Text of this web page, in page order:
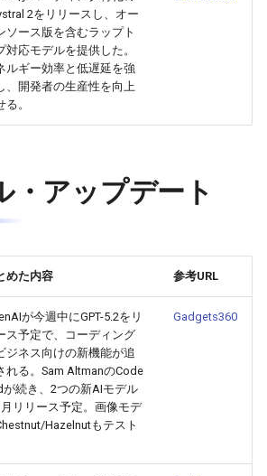
2026-06-18
2026-06-17
2026-06-16
2026-06-14
2026-06-11
2026-06-10
2026-06-09
2025-12-03
2025-12-02
2025-12-01
2025-11-29
2025-11-26
2025-11-25
2025-11-24
2026-06-16
2026-06-14
2026-06-13
2026-06-11
2026-06-08
2026-06-07
2026-06-06
2025-12-03
2025-12-02
2025-12-01
2025-11-29
2025-11-26
2025-11-25
2025-11-24
2026-06-16
2026-06-15
2026-06-14
2026-06-12
2026-06-09
2026-06-07
2026-06-06
2025-12-03
2025-12-02
2025-12-01
2025-11-29
2025-11-26
2025-11-25
2025-11-24
2026-06-18
2026-06-17
2026-06-16
2026-06-14
2026-06-11
2026-06-10
2026-06-09
2026-06-13
2026-06-11
2026-06-10
2026-06-08
2026-06-05
2026-06-04
2026-06-03
2をリリースし、オー
ソース版を含むラップト
対応モデルを提供した。
ルギー効率と低遅延を強
、開発者の生産性を向上
る。
・アップデート
めた内容 参考URL
が今週中にGPT-5.2をリ
ス予定で、コーディング
ジネス向けの新機能が追
れる。Sam AltmanのCode
が続き、2つの新AIモデル
リリース予定。画像モデ
Hazelnutもテスト
Gadgets360